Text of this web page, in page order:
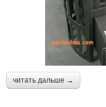
читать дальше →